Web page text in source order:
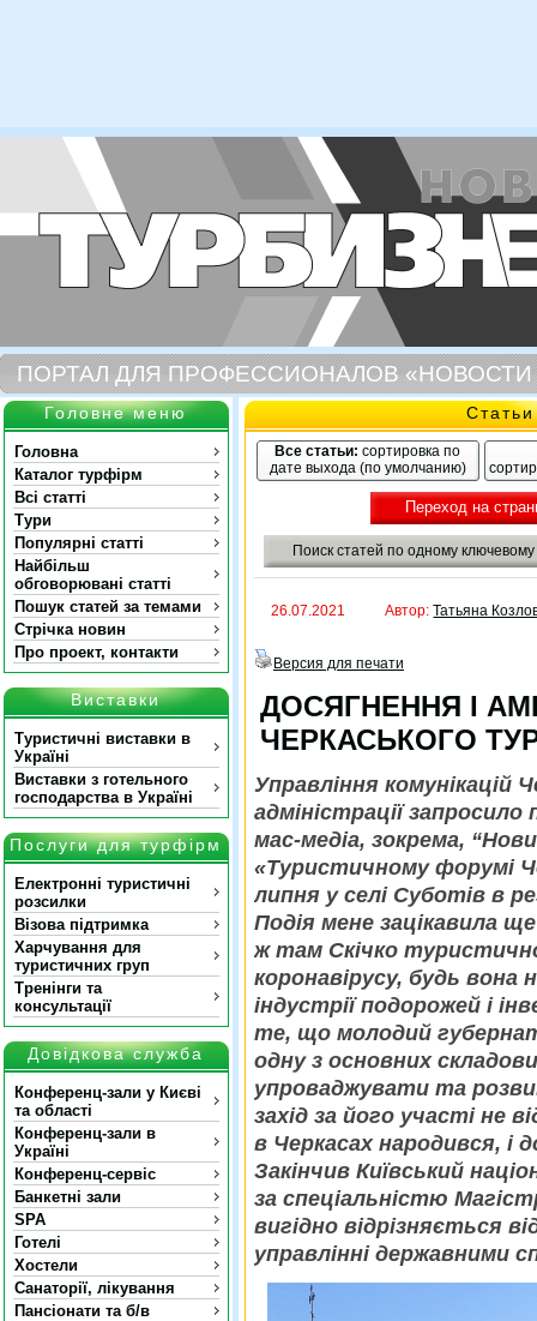
ПОРТАЛ ДЛЯ ПРОФЕССИОНАЛОВ «НОВОСТИ
Головне меню
Головна
Каталог турфірм
Всі статті
Тури
Популярні статті
Найбільш
обговорювані статті
Пошук статей за темами
Стрічка новин
Про проект, контакти
Виставки
Туристичні виставки в
Україні
Виставки з готельного
господарства в Україні
Послуги для турфірм
Електронні туристичні
розсилки
Візова підтримка
Харчування для
туристичних груп
Тренінги та
консультації
Довідкова служба
Конференц-зали у Києві
та області
Конференц-зали в
Україні
Конференц-сервіс
Банкетні зали
SPA
Готелі
Хостели
Санаторії, лікування
Пансіонати та б/в
Все статьи: сортировка по
дате выхода (по умолчанию)
Переход на
Поиск статей по одному ключевому
26.07.2021 Автор: Татьяна
Версия для печати
ДОСЯГНЕННЯ І
ЧЕРКАСЬКОГО
Управління комунікацій
адміністрації запросило
мас-медіа, зокрема,
«Туристичному форумі
липня у селі Суботів в
Подія мене зацікавила
ж там Скічко
коронавірусу, будь вона
індустрії подорожей і
те, що молодий
одну з основних
упроваджувати та
захід за його участі не
в Черкасах народився, і
Закінчив Київський
за спеціальністю
вигідно відрізняється
управлінні державними